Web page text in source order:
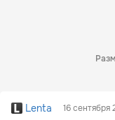
Lenta 16 сентября